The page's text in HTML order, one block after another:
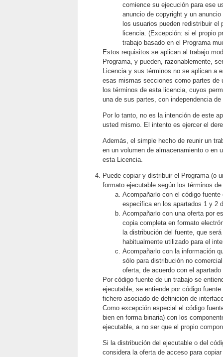
comience su ejecución para ese
anuncio de copyright y un
los usuarios pueden redistribuir el
licencia. (Excepción: si el propio
trabajo basado en el Programa
Estos requisitos se aplican al trabajo
Programa, y pueden, razonablemente,
Licencia y sus términos no se aplican a
esas mismas secciones como partes de
los términos de esta licencia, cuyos
una de sus partes, con independencia
Por lo tanto, no es la intención de este
usted mismo. El intento es ejercer el
Además, el simple hecho de reunir un
en un volumen de almacenamiento o en
esta Licencia.
Puede copiar y distribuir el Programa (o
formato ejecutable según los términos
Acompañarlo con el código
especifica en los apartados 1 y 2
Acompañarlo con una oferta por
copia completa en formato
la distribución del fuente, que
habitualmente utilizado para el
Acompañarlo con la información
sólo para distribución no
oferta, de acuerdo con el apartado
Por código fuente de un trabajo se
ejecutable, se entiende por código
fichero asociado de definición de
Como excepción especial el código
bien en forma binaria) con los
ejecutable, a no ser que el propio
Si la distribución del ejecutable o del
considera la oferta de acceso para